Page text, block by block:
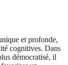
et profonde,
cognitives. Dans
démocratisé, il